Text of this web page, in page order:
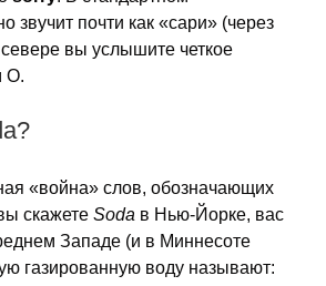
звучит почти как «сари» (через
вы услышите четкое
О.
«война» слов, обозначающих
скажете Soda в Нью-Йорке, вас
Западе (и в Миннесоте
газированную воду называют: